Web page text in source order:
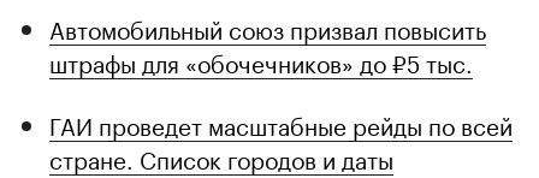
Автомобильный союз призвал повысить
штрафы для «обочечников» до ₽5 тыс.
ГАИ проведет масштабные рейды по всей
стране. Список городов и даты